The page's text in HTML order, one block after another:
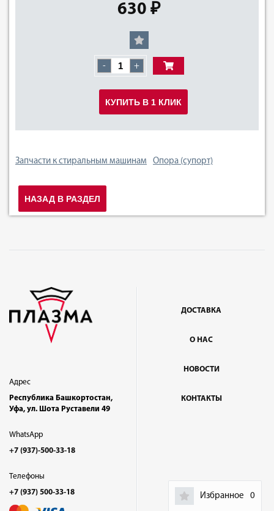
Избранное 0
630 ₽
- +
КУПИТЬ В 1 КЛИК
Запчасти к стиральным машинам Опора (супорт)
НАЗАД В РАЗДЕЛ
Адрес
Республика Башкортостан,
Уфа, ул. Шота Руставели 49
WhatsApp
+7 (937)-500-33-18
Телефоны
+7 (937) 500-33-18
ДОСТАВКА
О НАС
НОВОСТИ
КОНТАКТЫ